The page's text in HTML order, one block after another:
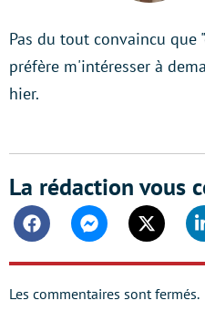
Pas du tout convaincu que
préfère m'intéresser à
hier.
La rédaction vous
FacebookMessengerTwitter
Les commentaires sont fermés.